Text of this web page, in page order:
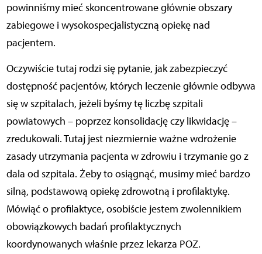
powinniśmy mieć skoncentrowane głównie obszary
zabiegowe i wysokospecjalistyczną opiekę nad
pacjentem.
Oczywiście tutaj rodzi się pytanie, jak zabezpieczyć
dostępność pacjentów, których leczenie głównie odbywa
się w szpitalach, jeżeli byśmy tę liczbę szpitali
powiatowych – poprzez konsolidację czy likwidację –
zredukowali. Tutaj jest niezmiernie ważne wdrożenie
zasady utrzymania pacjenta w zdrowiu i trzymanie go z
dala od szpitala. Żeby to osiągnąć, musimy mieć bardzo
silną, podstawową opiekę zdrowotną i profilaktykę.
Mówiąć o profilaktyce, osobiście jestem zwolennikiem
obowiązkowych badań profilaktycznych
koordynowanych właśnie przez lekarza POZ.